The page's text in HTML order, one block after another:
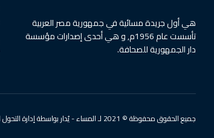
هي أول جريدة مسائية في جمهورية مصر العربية
تأسست عام 1956م, و هي أحدى إصدارات مؤسسة
دار الجمهورية للصحافة.
جميع الحقوق محفوظة © 2021 لـ المساء - يُدار بواسطة إدارة التحول الرقمي.